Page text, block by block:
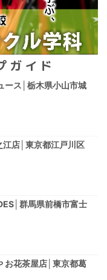
ガイド
ース│栃木県小山市城
江店│東京都江戸川区
群馬県前橋市富士
お花茶屋店│東京都葛